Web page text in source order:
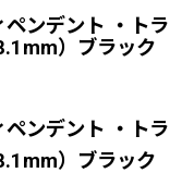
ペンデント ・トラ
）ブラック
ペンデント ・トラ
）ブラック